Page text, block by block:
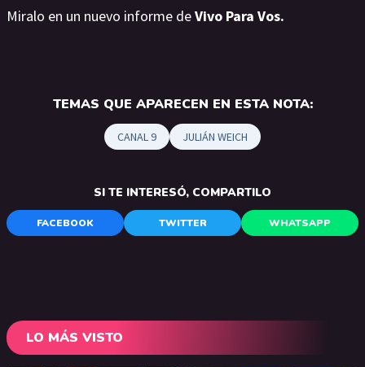
Miralo en un nuevo informe deVivo Para Vos.
TEMAS QUE APARECEN EN ESTA NOTA:
CANAL 9 JULIÁN WEICH
SI TE INTERESÓ, COMPARTILO
FACEBOOK TWITTER WHATSAPP
LO MÁS VISTO